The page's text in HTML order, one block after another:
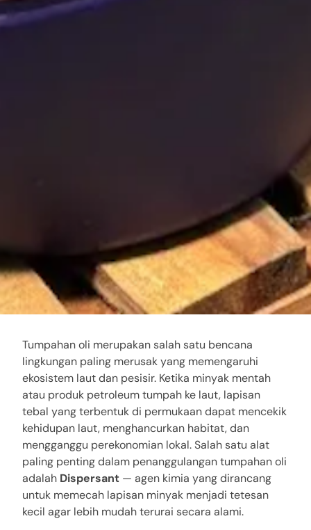
Tumpahan oli merupakan salah satu bencana
lingkungan paling merusak yang memengaruhi
ekosistem laut dan pesisir. Ketika minyak mentah
atau produk petroleum tumpah ke laut, lapisan
tebal yang terbentuk di permukaan dapat mencekik
kehidupan laut, menghancurkan habitat, dan
mengganggu perekonomian lokal. Salah satu alat
paling penting dalam penanggulangan tumpahan oli
adalah Dispersant — agen kimia yang dirancang
untuk memecah lapisan minyak menjadi tetesan
kecil agar lebih mudah terurai secara alami.